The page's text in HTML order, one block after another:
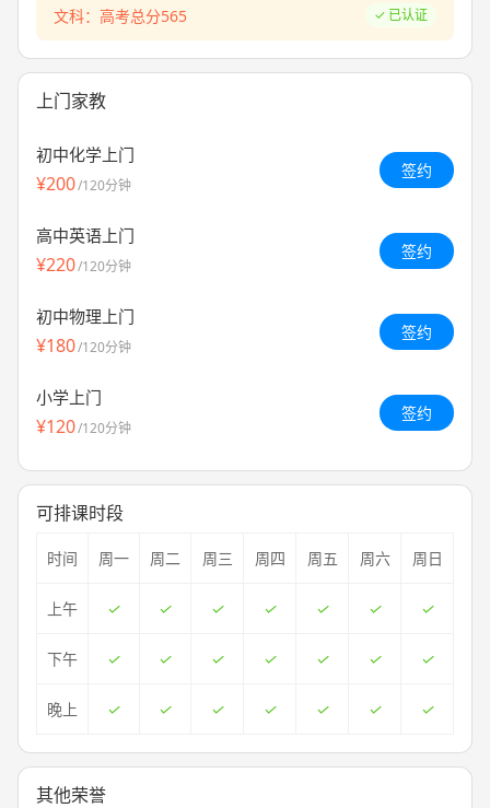
文科：高考总分565 已认证
上门家教
初中化学上门
¥200/120分钟
签约
高中英语上门
¥220/120分钟
签约
初中物理上门
¥180/120分钟
签约
小学上门
¥120/120分钟
签约
可排课时段
时间 周一 周二 周三 周四 周五 周六 周日
上午
下午
晚上
其他荣誉